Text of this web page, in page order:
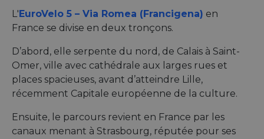
L' EuroVelo 5 – Via Romea (Francigena) en
France se divise en deux tronçons.
D’abord, elle serpente du nord, de Calais à Saint-
Omer, ville avec cathédrale aux larges rues et
places spacieuses, avant d’atteindre Lille,
récemment Capitale européenne de la culture.
Ensuite, le parcours revient en France par les
canaux menant à Strasbourg, réputée pour ses